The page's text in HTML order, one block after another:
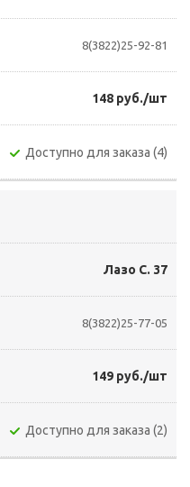
8(3822)25-92-81
148 руб./шт
Доступно для заказа (4)
Лазо С. 37
8(3822)25-77-05
149 руб./шт
Доступно для заказа (2)